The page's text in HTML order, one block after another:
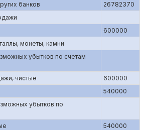
банков
26782370
600000
монеты, камни
убытков по счетам
чистые
600000
540000
убытков по
540000